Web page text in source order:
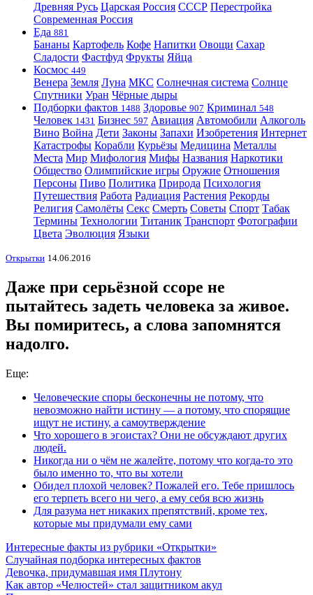
Древняя Русь Царская Россия СССР Перестройка
Современная Россия
Еда 881
Бананы Картофель Кофе Напитки Овощи Сахар
Сладости Фастфуд Фрукты Яйца
Космос 449
Венера Земля Луна МКС Солнечная система Солнце
Спутники Уран Чёрные дыры
Подборки фактов 1488 Здоровье 907 Криминал 548
Человек 1431 Бизнес 597 Авиация Автомобили Алкоголь
Вино Война Дети Законы Запахи Изобретения Интернет
Катастрофы Корабли Курьёзы Медицина Металлы
Места Мир Мифология Мифы Названия Наркотики
Общество Олимпийские игры Оружие Отношения
Персоны Пиво Политика Природа Психология
Путешествия Работа Радиация Растения Рекорды
Религия Самолёты Секс Смерть Советы Спорт Табак
Термины Технологии Титаник Транспорт Фотографии
Цвета Эволюция Языки
Открытки 14.06.2016
Даже при серьёзной ссоре не
пытайтесь задеть человека за живое.
Вы помиритесь, а слова запомнятся
надолго.
Еще:
Человеческие споры бесконечны не потому, что
невозможно найти истину — а потому, что спорящие
ищут не истину, а самоутверждение
Что хорошего в эгоистах? Они не обсуждают других
людей.
Никогда ни о чём не жалейте, потому что когда-то это
было именно то, что вы хотели
Обидел плохой человек? Пожалей его. Тебе пришлось
его терпеть всего ни чего, а ему себя всю жизнь
Для разума нет никаких препятствий, кроме тех,
которые мы придумали ему сами
Интересные факты из рубрики «Открытки»
Случайная подборка интересных фактов
Девочка, придумавшая имя Плутону
Как автор «Челюстей» стал защитником акул